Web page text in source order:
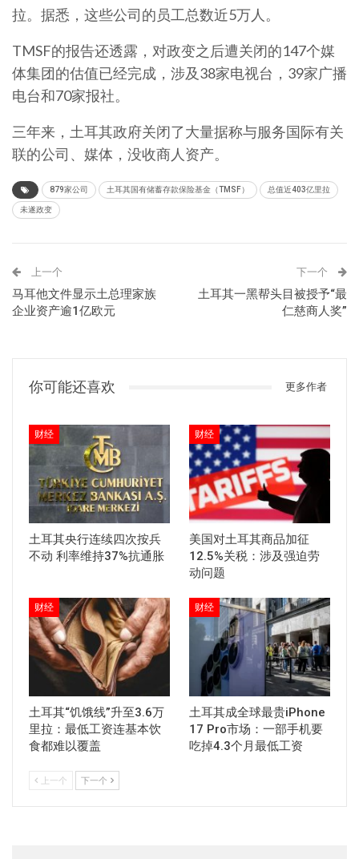
拉。据悉，这些公司的员工总数近5万人。
TMSF的报告还透露，对政变之后遭关闭的147个媒
体集团的估值已经完成，涉及38家电视台，39家广播
电台和70家报社。
三年来，土耳其政府关闭了大量据称与服务国际有关
联的公司、媒体，没收商人资产。
879家公司 土耳其国有储蓄存款保险基金（TMSF） 总值近403亿里拉
未遂政变
上一个
马耳他文件显示土总理家族
企业资产逾1亿欧元
下一个
土耳其一黑帮头目被授予“最
仁慈商人奖”
你可能还喜欢 更多作者
财经
土耳其央行连续四次按兵
不动 利率维持37%抗通胀
财经
美国对土耳其商品加征
12.5%关税：涉及强迫劳
动问题
财经
土耳其“饥饿线”升至3.6万
里拉：最低工资连基本饮
食都难以覆盖
财经
土耳其成全球最贵iPhone
17 Pro市场：一部手机要
吃掉4.3个月最低工资
上一个 下一个